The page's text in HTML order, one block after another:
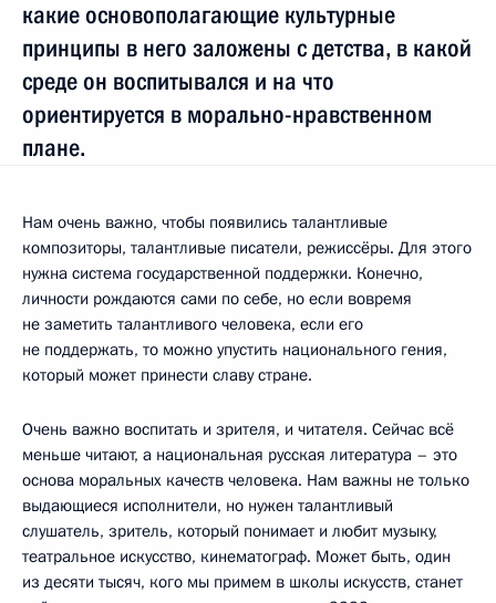
какие основополагающие культурные
принципы в него заложены с детства, в какой
среде он воспитывался и на что
ориентируется в морально-нравственном
плане.
Нам очень важно, чтобы появились талантливые
композиторы, талантливые писатели, режиссёры. Для этого
нужна система государственной поддержки. Конечно,
личности рождаются сами по себе, но если вовремя
не заметить талантливого человека, если его
не поддержать, то можно упустить национального гения,
который может принести славу стране.
Очень важно воспитать и зрителя, и читателя. Сейчас всё
меньше читают, а национальная русская литература – это
основа моральных качеств человека. Нам важны не только
выдающиеся исполнители, но нужен талантливый
слушатель, зритель, который понимает и любит музыку,
театральное искусство, кинематограф. Может быть, один
из десяти тысяч, кого мы примем в школы искусств, станет